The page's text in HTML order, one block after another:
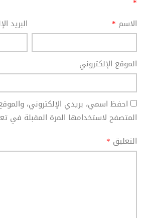
الاسم * البريد
الموقع الإلكتروني
احفظ اسمي، بريدي الإلكتروني،
المتصفح لاستخدامها المرة المقبلة في
التعليق *